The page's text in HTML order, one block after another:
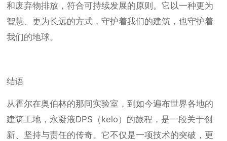
和废弃物排放，符合可持续发展的原则。它以一种更为
智慧、更为长远的方式，守护着我们的建筑，也守护着
我们的地球。
结语
从霍尔在奥伯林的那间实验室，到如今遍布世界各地的
建筑工地，永凝液DPS（kelo）的旅程，是一段关于创
新、坚持与责任的传奇。它不仅是一项技术的突破，更